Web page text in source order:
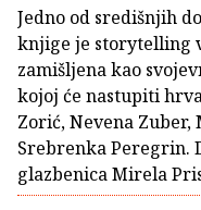
Jedno od središnjih
knjige je storytelling
zamišljena kao
kojoj će nastupiti
Zorić, Nevena Zuber,
Srebrenka Peregrin.
glazbenica Mirela